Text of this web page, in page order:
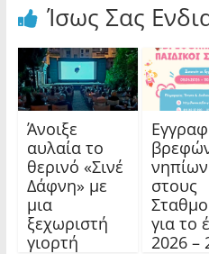
Ίσως Σας
Άνοιξε
αυλαία το
θερινό «Σινέ
Δάφνη» με
μια
ξεχωριστή
γιορτή
νηπίων
στους
για το
2026 –